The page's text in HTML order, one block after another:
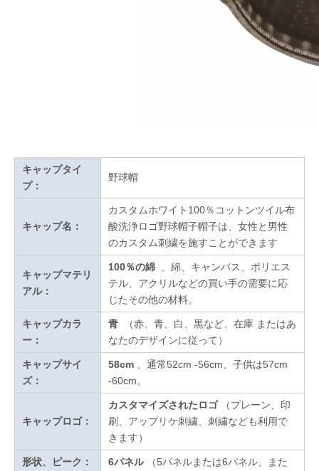
キャップタイ
プ：
野球帽
キャップ名：
カスタムホワイト100％コットンツイル布
酸洗浄ロゴ野球帽子帽子は、女性と男性
のカスタム刺繍を施すことができます
キャップマテリ
アル：
100％の綿
、綿、キャンバス、ポリエス
テル、アクリルなどの買い手の需要に応
じたその他の材料。
キャップカラ
ー：
青 （赤、青、白、黒など、在庫 またはあ
なたのデザインに従って ）
キャップサイ
ズ：
58cm
、通常52cm -56cm、子供は57cm
-60cm。
キャップロゴ：
カスタマイズされたロゴ
（プレーン、印
刷、アップリケ刺繍、刺繍なども利用で
きます）
形状、ピーク： 6パネル
（5パネルまたは6パネル、また